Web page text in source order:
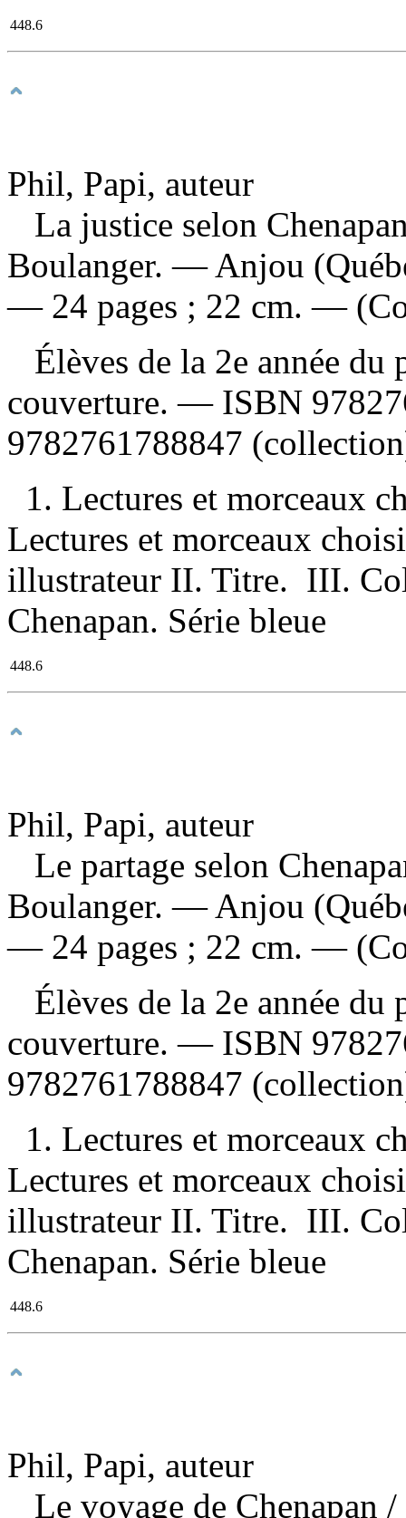
448.6
Phil, Papi, auteur
La justice selon
Boulanger. — Anjou
— 24 pages ; 22 cm. —
Élèves de la 2e année
couverture. — ISBN
9782761788847
1. Lectures et morceaux
Lectures et morceaux
illustrateur II. Titre. III.
Chenapan. Série bleue
448.6
Phil, Papi, auteur
Le partage selon
Boulanger. — Anjou
— 24 pages ; 22 cm. —
Élèves de la 2e année
couverture. — ISBN
9782761788847
1. Lectures et morceaux
Lectures et morceaux
illustrateur II. Titre. III.
Chenapan. Série bleue
448.6
Phil, Papi, auteur
Le voyage de Chenapan /